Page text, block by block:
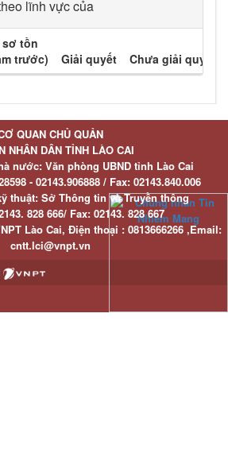
lĩnh vực của
sơ tồn
trước)
Giải quyết Chưa giải quyết
QUAN CHỦ QUẢN
NHÂN DÂN TỈNH LÀO CAI
nước: Văn phòng UBND tỉnh Lào Cai
- 02143.906888 / Fax:02143.840.006
thuật: Sở Thông tin và Truyền thông
828 666/ Fax:02143. 828 667
Lào Cai, Điện thoại : 0813666266 ,Email:
cntt.lci@vnpt.vn